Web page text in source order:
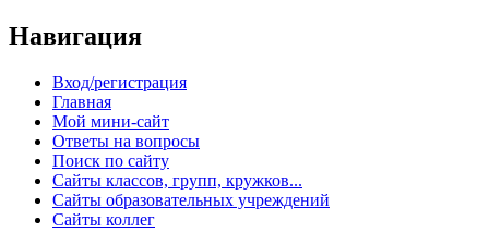
Навигация
Вход/регистрация
Главная
Мой мини-сайт
Ответы на вопросы
Поиск по сайту
Сайты классов, групп, кружков...
Сайты образовательных учреждений
Сайты коллег